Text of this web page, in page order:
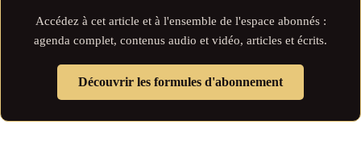
Accédez à cet article et à l'ensemble de l'espace abonnés :
agenda complet, contenus audio et vidéo, articles et écrits.
Découvrir les formules d'abonnement